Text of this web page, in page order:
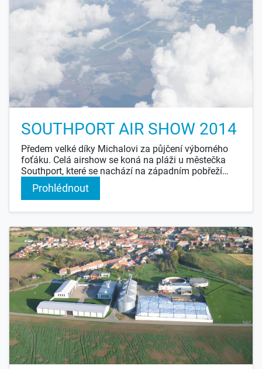
SOUTHPORT AIR SHOW 2014
Předem velké díky Michalovi za půjčení výborného
foťáku. Celá airshow se koná na pláži u městečka
Southport, které se nachází na západním pobřeží
Anglie, 20 mil severně od města Liverpool. Akce se
koná jednou za dva roky. Na pláži se uválcují tři
letadla a ULLa. Vystupující stroje přilétávají z
nedalekých letišť, zejména z letiště u města
Blackpool. Cesta na airshow byla letecky z Brna do
Lutonu a pak autem napříč Anglií do Southportu.
Zpět pak v opačném pořadí.
Prohlédnout